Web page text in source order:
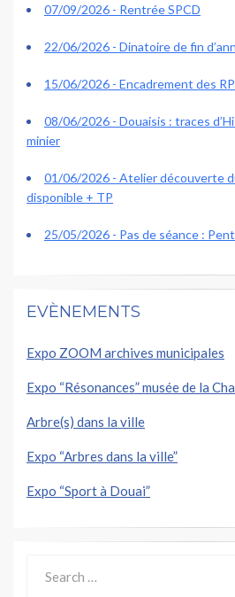
07/09/2026 - Rentrée SPCD
22/06/2026 - Dinatoire de fin
15/06/2026 - Encadrement des
08/06/2026 - Douaisis : traces
minier
01/06/2026 - Atelier découverte
disponible + TP
25/05/2026 - Pas de séance :
EVÈNEMENTS
Expo ZOOM archives municipales
Expo “Résonances” musée de la
Arbre(s) dans la ville
Expo “Arbres dans la ville”
Expo “Sport à Douai”
for: